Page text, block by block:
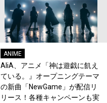
ANIME
AliA、アニメ「神は遊戯に飢え
ている。』オープニングテーマ
の新曲「NewGame」が配信リ
リース！各種キャンペーンも実